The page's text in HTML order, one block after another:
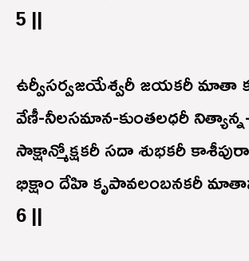
5 ||
ఉర్వీసర్వజయేశ్వరీ జయకరీ మాతా
వేణీ-నీలసమాన-కుంతలధరీ
సాక్షాన్మోక్షకరీ సదా శుభకరీ
భిక్షాం దేహి కృపావలంబనకరీ
6 ||